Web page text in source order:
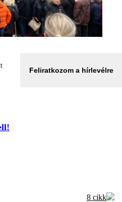
Feliratkozom a hírlevélre
8 cikk